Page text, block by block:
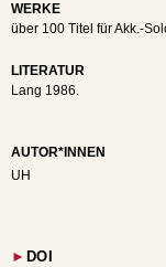
WERKE
über 100 Titel für Akk.-
LITERATUR
Lang 1986.
AUTOR*INNEN
UH
► DOI